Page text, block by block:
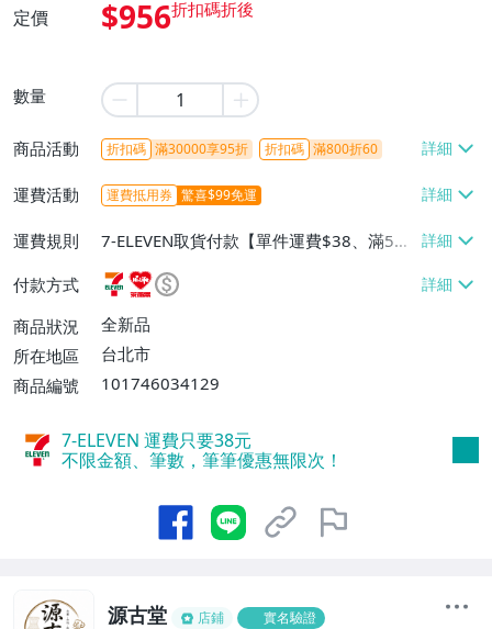
定價 $956
數量
商品活動 折扣碼 滿30000享95折 折扣碼 滿800折60
運費活動 運費抵用券 驚喜$99免運
運費規則
7-ELEVEN取貨付款【單件運費$38、滿5件
或消費滿$1298免運費】、7-ELEVEN取貨
不付款【免運費】、萊爾富取貨付款【單件
運費$60、滿5件或消費滿$1298免運
費】、宅配/貨運【單件運費$120、滿5件
付款方式
商品狀況
全新品
所在地區
台北市
商品編號
101746034129
7-ELEVEN 運費只要38元
不限金額、筆數，筆筆優惠無限次！
源古堂 店鋪 實名驗證